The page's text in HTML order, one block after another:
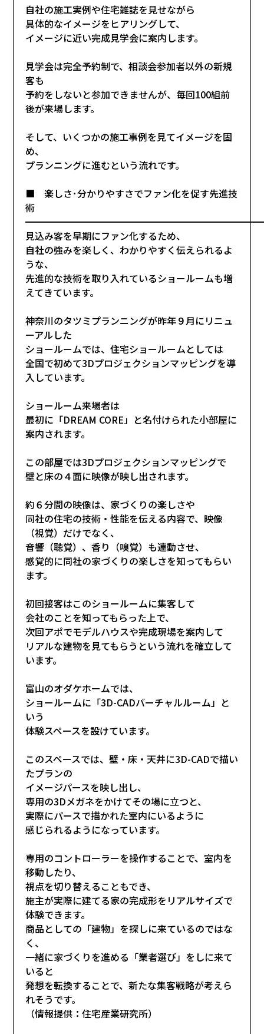
自社の施工実例や住宅雑誌を見せながら
具体的なイメージをヒアリングして、
イメージに近い完成見学会に案内します。
見学会は完全予約制で、相談会参加者以外の新規
客も
予約をしないと参加できませんが、毎回100組前
後が来場します。
そして、いくつかの施工事例を見てイメージを固
め、
プランニングに進むという流れです。
■ 楽しさ･分かりやすさでファン化を促す先進技
術
見込み客を早期にファン化するため、
自社の強みを楽しく、わかりやすく伝えられるよ
うな、
先進的な技術を取り入れているショールームも増
えてきています。
神奈川のタツミプランニングが昨年９月にリニュ
ーアルした
ショールームでは、住宅ショールームとしては
全国で初めて3Dプロジェクションマッピングを導
入しています。
ショールーム来場者は
最初に「DREAM CORE」と名付けられた小部屋に
案内されます。
この部屋では3Dプロジェクションマッピングで
壁と床の４面に映像が映し出されます。
約６分間の映像は、家づくりの楽しさや
同社の住宅の技術・性能を伝える内容で、映像
（視覚）だけでなく、
音響（聴覚）、香り（嗅覚）も連動させ、
感覚的に同社の家づくりの楽しさを知ってもらい
ます。
初回接客はこのショールームに集客して
会社のことを知ってもらった上で、
次回アポでモデルハウスや完成現場を案内して
リアルな建物を見てもらうという流れを確立して
います。
富山のオダケホームでは、
ショールームに「3D-CADバーチャルルーム」と
いう
体験スペースを設けています。
このスペースでは、壁・床・天井に3D-CADで描い
たプランの
イメージパースを映し出し、
専用の3Dメガネをかけてその場に立つと、
実際にパースで描かれた室内にいるように
感じられるようになっています。
専用のコントローラーを操作することで、室内を
移動したり、
視点を切り替えることもでき、
施主が実際に建てる家の完成形をリアルサイズで
体験できます。
商品としての「建物」を探しに来ているのではな
く、
一緒に家づくりを進める「業者選び」をしに来て
いると
発想を転換することで、新たな集客戦略が考えら
れそうです。
（情報提供：住宅産業研究所）